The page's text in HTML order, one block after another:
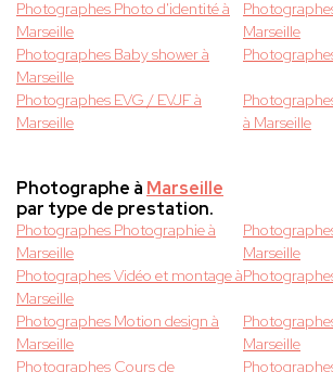
Photographes Photo d'identité à
Marseille
Marseille
Photographes Baby shower à
Marseille
Photographes EVG / EVJF à
Marseille
à Marseille
Photographe à Marseille
par type de prestation.
Photographes Photographie à
Marseille
Marseille
Photographes Vidéo et montage à
Marseille
Photographes Motion design à
Marseille
Marseille
Photographes Cours de